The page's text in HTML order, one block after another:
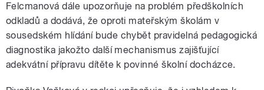
Felcmanová dále upozorňuje na problém předškolních
odkladů a dodává, že oproti mateřským školám v
sousedském hlídání bude chybět pravidelná pedagogická
diagnostika jakožto další mechanismus zajišťující
adekvátní přípravu dítěte k povinné školní docházce.